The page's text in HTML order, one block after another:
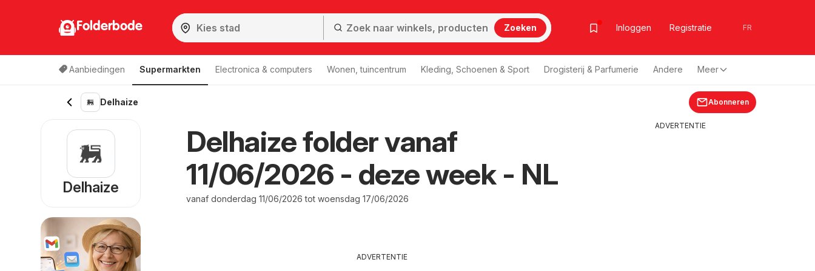
Folderbode Zoeken Inloggen Registratie FR
Aanbiedingen Supermarkten Electronica & computers Wonen, tuincentrum Kleding, Schoenen & Sport Drogisterij & Parfumerie Andere Meer
Delhaize Abonneren
Delhaize folder vanaf
11/06/2026 - deze week - NL
vanaf donderdag 11/06/2026 tot woensdag 17/06/2026
ADVERTENTIE
Delhaize
ADVERTENTIE